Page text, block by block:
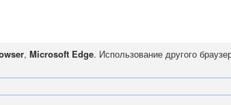
, Microsoft Edge. Использование другого